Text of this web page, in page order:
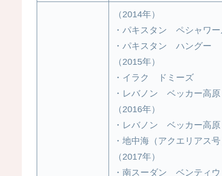
（2014年）
・パキスタン ペシャワー
・パキスタン ハングー
（2015年）
・イラク ドミーズ
・レバノン ベッカー高原
（2016年）
・レバノン ベッカー高原
・地中海（アクエリアス
（2017年）
・南スーダン ベンティウ